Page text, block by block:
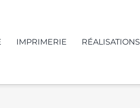
IMPRIMERIE RÉALISATIONS